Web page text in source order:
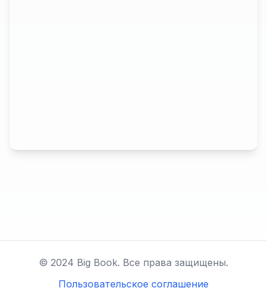
© 2024 Big Book. Все права защищены.
Пользовательское соглашение